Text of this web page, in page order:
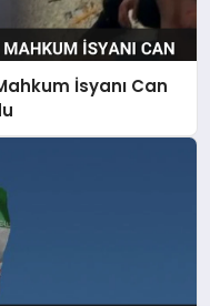
İsyanı Can